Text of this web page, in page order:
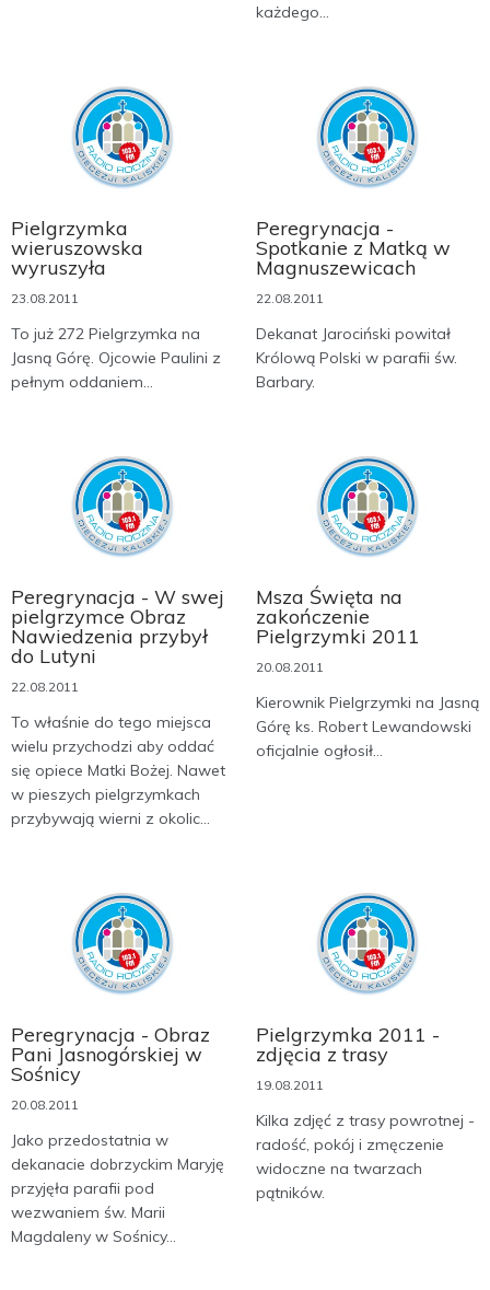
każdego...
Pielgrzymka
wieruszowska
wyruszyła
23.08.2011
To już 272 Pielgrzymka na
Jasną Górę. Ojcowie Paulini z
pełnym oddaniem...
Peregrynacja -
Spotkanie z Matką w
Magnuszewicach
22.08.2011
Dekanat Jarociński powitał
Królową Polski w parafii św.
Barbary.
Peregrynacja - W swej
pielgrzymce Obraz
Nawiedzenia przybył
do Lutyni
22.08.2011
To właśnie do tego miejsca
wielu przychodzi aby oddać
się opiece Matki Bożej. Nawet
w pieszych pielgrzymkach
przybywają wierni z okolic...
Msza Święta na
zakończenie
Pielgrzymki 2011
20.08.2011
Kierownik Pielgrzymki na Jasną
Górę ks. Robert Lewandowski
oficjalnie ogłosił...
Peregrynacja - Obraz
Pani Jasnogórskiej w
Sośnicy
20.08.2011
Jako przedostatnia w
dekanacie dobrzyckim Maryję
przyjęła parafii pod
wezwaniem św. Marii
Magdaleny w Sośnicy...
Pielgrzymka 2011 -
zdjęcia z trasy
19.08.2011
Kilka zdjęć z trasy powrotnej -
radość, pokój i zmęczenie
widoczne na twarzach
pątników.